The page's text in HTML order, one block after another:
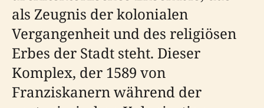
als Zeugnis der kolonialen
Vergangenheit und des religiösen
Erbes der Stadt steht. Dieser
Komplex, der 1589 von
Franziskanern während der